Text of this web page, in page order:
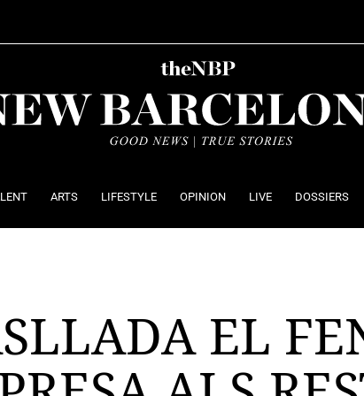
ARTS LIFESTYLE OPINION LIVE DOSSIERS
EL